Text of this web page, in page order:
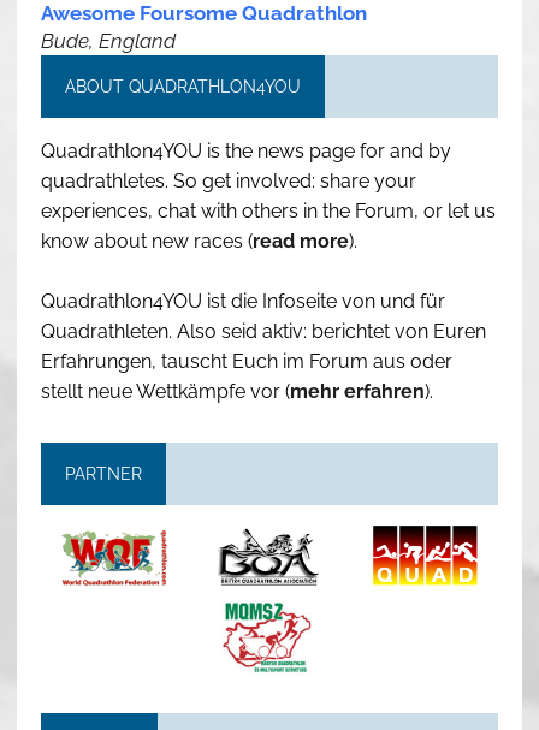
Awesome Foursome Quadrathlon
Bude, England
ABOUT QUADRATHLON4YOU
Quadrathlon4YOU is the news page for and by
quadrathletes. So get involved: share your
experiences, chat with others in the Forum, or let us
know about new races (read more).
Quadrathlon4YOU ist die Infoseite von und für
Quadrathleten. Also seid aktiv: berichtet von Euren
Erfahrungen, tauscht Euch im Forum aus oder
stellt neue Wettkämpfe vor (mehr erfahren).
PARTNER